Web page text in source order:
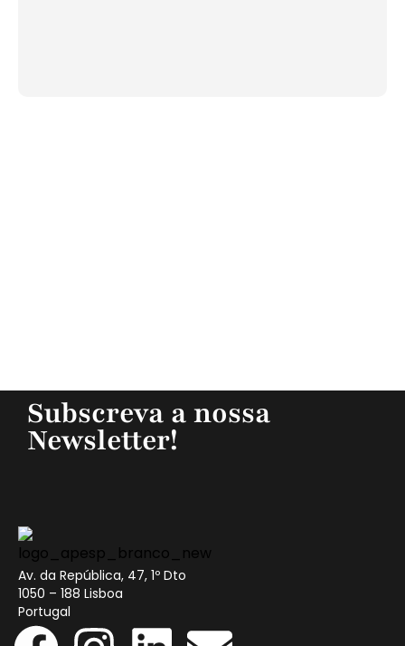
Subscreva a nossa
Newsletter!
Av. da República, 47, 1º Dto
1050 – 188 Lisboa
Portugal